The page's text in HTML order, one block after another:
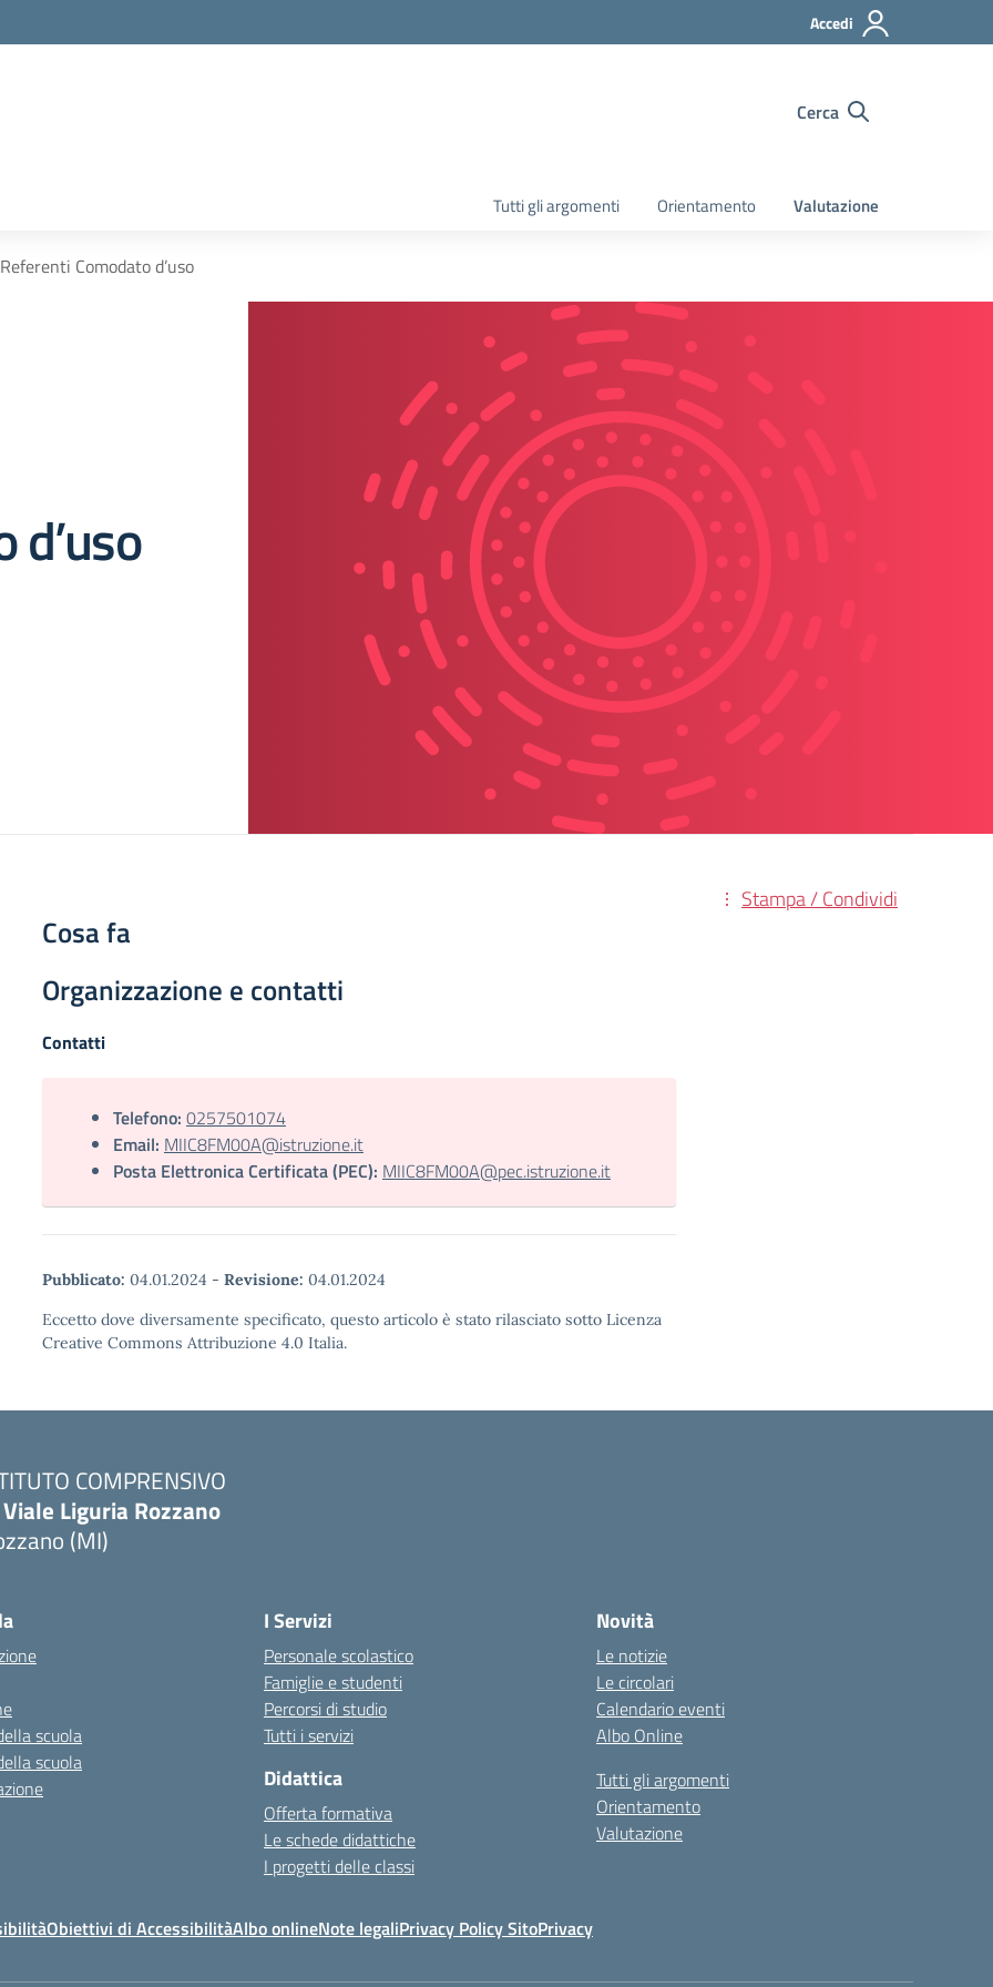
Accedi
Cerca
Tutti gli argomenti Orientamento Valutazione
Referenti Comodato d’uso
Stampa / Condividi
Cosa fa
Organizzazione e contatti
Contatti
Telefono: 0257501074
Email: MIIC8FM00A@istruzione.it
Posta Elettronica Certificata (PEC): MIIC8FM00A@pec.istruzione.it
Pubblicato: 04.01.2024 - Revisione: 04.01.2024
Eccetto dove diversamente specificato, questo articolo è stato rilasciato sotto Licenza
Creative Commons Attribuzione 4.0 Italia.
COMPRENSIVO
Viale Liguria Rozzano
(MI)
scuola
scuola
I Servizi
Personale scolastico
Famiglie e studenti
Percorsi di studio
Tutti i servizi
Didattica
Offerta formativa
Le schede didattiche
I progetti delle classi
Novità
Le notizie
Le circolari
Calendario eventi
Albo Online
Tutti gli argomenti
Orientamento
Valutazione
Obiettivi di AccessibilitàAlbo onlineNote legaliPrivacy Policy SitoPrivacy